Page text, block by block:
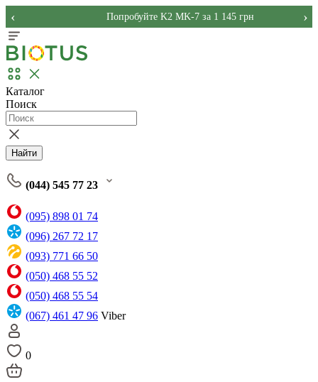
Попробуйте K2 MK-7 за 1 145 грн
‹ ›
Каталог
Поиск
Найти
(044) 545 77 23
(095) 898 01 74
(096) 267 72 17
(093) 771 66 50
(050) 468 55 52
(050) 468 55 54
(067) 461 47 96 Viber
0